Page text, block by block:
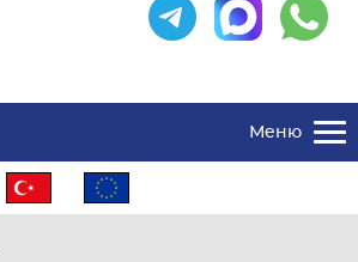
Меню